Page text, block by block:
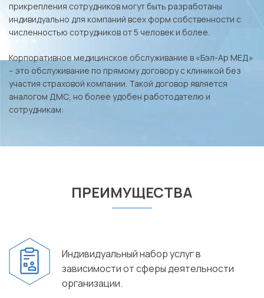
прикрепления сотрудников могут быть разработаны
индивидуально для компаний всех форм собственности с
численностью сотрудников от 5 человек и более.
Корпоративное медицинское обслуживание в «Бэл-Ар МЕД»
– это обслуживание по прямому договору с клиникой без
участия страховой компании. Такой договор является
аналогом ДМС, но более удобен работодателю и
сотрудникам:
ПРЕИМУЩЕСТВА
Индивидуальный набор услуг в
зависимости от сферы деятельности
организации.